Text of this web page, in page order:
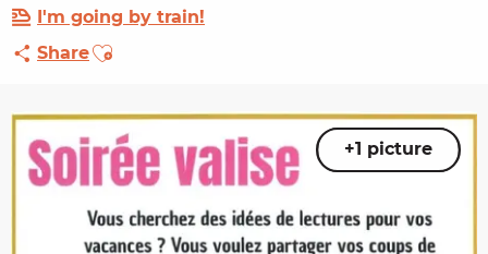
I'm going by train!
ShareAjouter aux favoris
+1 picture